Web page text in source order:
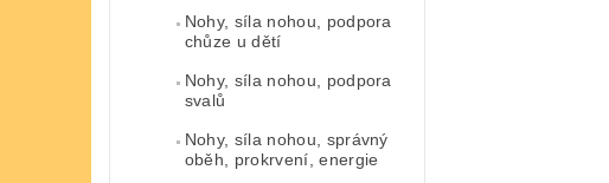
Nohy, síla nohou, podpora
chůze u dětí
Nohy, síla nohou, podpora
svalů
Nohy, síla nohou, správný
oběh, prokrvení, energie